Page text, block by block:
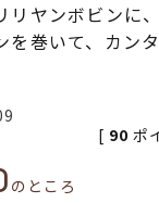
リヤンボビンに
を巻いて、カン
のところ
[ 90 ポ